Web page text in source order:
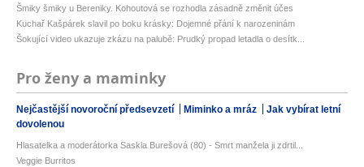
Šmiky šmiky u Bereniky. Kohoutová se rozhodla zásadně změnit účes
Kuchař Kašpárek slavil po boku krásky: Dojemné přání k narozeninám
Šokující video ukazuje zkázu na palubě: Prudký propad letadla o desítk...
Pro ženy a maminky
Nejčastější novoroční předsevzetí Miminko a mráz
Jak vybírat letní
dovolenou
Hlasatelka a moderátorka Saskia Burešová (80) - Smrt manžela ji zdrtil...
Veggie Burritos